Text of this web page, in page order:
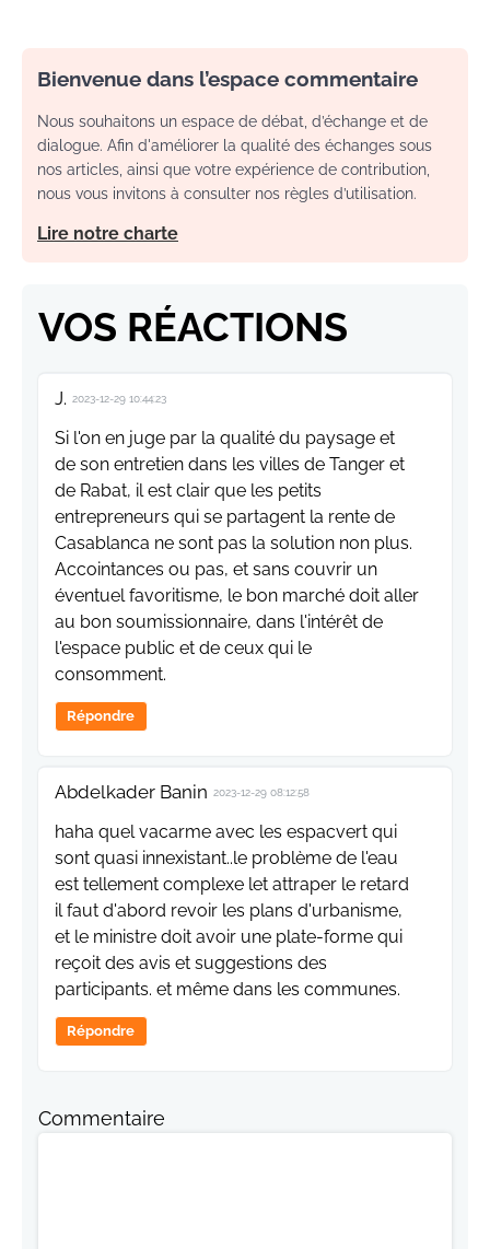
Bienvenue dans l’espace commentaire
Nous souhaitons un espace de débat, d’échange et de
dialogue. Afin d'améliorer la qualité des échanges sous
nos articles, ainsi que votre expérience de contribution,
nous vous invitons à consulter nos règles d’utilisation.
Lire notre charte
VOS RÉACTIONS
J. 2023-12-29 10:44:23
Si l'on en juge par la qualité du paysage et
de son entretien dans les villes de Tanger et
de Rabat, il est clair que les petits
entrepreneurs qui se partagent la rente de
Casablanca ne sont pas la solution non plus.
Accointances ou pas, et sans couvrir un
éventuel favoritisme, le bon marché doit aller
au bon soumissionnaire, dans l'intérêt de
l'espace public et de ceux qui le
consomment.
Répondre
Abdelkader Banin 2023-12-29 08:12:58
haha quel vacarme avec les espacvert qui
sont quasi innexistant..le problème de l'eau
est tellement complexe let attraper le retard
il faut d'abord revoir les plans d'urbanisme,
et le ministre doit avoir une plate-forme qui
reçoit des avis et suggestions des
participants. et même dans les communes.
Répondre
Commentaire